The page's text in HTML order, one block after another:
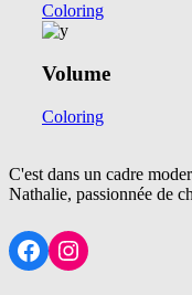
Coloring
Volume
Coloring
C'est dans un cadre
Nathalie, passionnée de
FacebookInstagram